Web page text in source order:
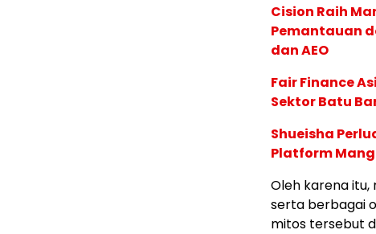
Cision Raih
Pemantauan
dan AEO
Fair Finance
Sektor Batu
Shueisha
Platform
Oleh karena
serta berbagai
mitos tersebut